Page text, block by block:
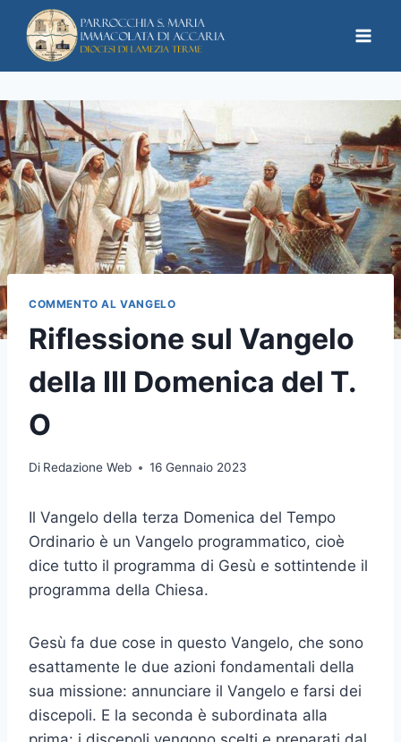
COMMENTO AL VANGELO
Riflessione sul Vangelo
della III Domenica del T.
O
Di Redazione Web 16 Gennaio 2023
Il Vangelo della terza Domenica del Tempo
Ordinario è un Vangelo programmatico, cioè
dice tutto il programma di Gesù e sottintende il
programma della Chiesa.
Gesù fa due cose in questo Vangelo, che sono
esattamente le due azioni fondamentali della
sua missione: annunciare il Vangelo e farsi dei
discepoli. E la seconda è subordinata alla